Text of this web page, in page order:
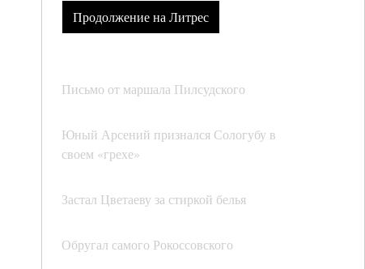
Продолжение на Литрес
Письмо от маршала Пилсудского
Юный Арсений признался Сологубу в
своем «грехе»
Застал Цветаеву за стиркой белья
Обругал самого Рокоссовского